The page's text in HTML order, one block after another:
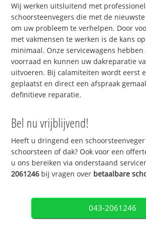
Wij werken uitsluitend met
schoorsteenvegers die met de
om uw probleem te verhelpen. Door
met vakmensen te werken is de kans
minimaal. Onze servicewagens
voorraad en kunnen uw dakreparatie
uitvoeren. Bij calamiteiten wordt eerst
geplaatst en direct een afspraak
definitieve reparatie.
Bel nu vrijblijvend!
Heeft u dringend een
schoorsteen of dak? Ook voor een
u ons bereiken via onderstaand
2061246 bij vragen over betaalbare
043-2061246